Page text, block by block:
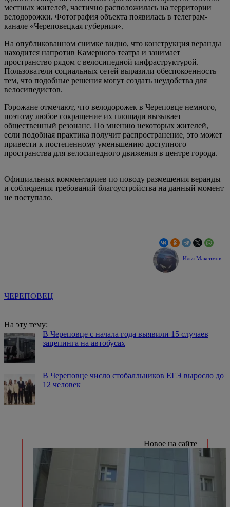
местных жителей, частично расположилась на территории
велодорожки. Фотография объекта появилась в телеграм-
канале «Череповецкая губерния».
На опубликованном снимке видно, что конструкция веранды
находится напротив Камерного театра и занимает
пространство рядом с велосипедной инфраструктурой.
Пользователи социальных сетей выразили обеспокоенность
тем, что подобные решения могут создать неудобства для
велосипедистов.
Горожане отмечают, что велодорожек в Череповце немного,
поэтому любое сокращение их площади вызывает
общественный резонанс. По мнению некоторых жителей,
если подобная практика получит распространение, это может
привести к постепенному уменьшению доступного
пространства для велосипедного движения в центре города.
Официальных комментариев по поводу размещения веранды
и соблюдения требований благоустройства на данный момент
не поступало.
Илья Максимов
ЧЕРЕПОВЕЦ
На эту тему:
В Череповце с начала года выявили 15 случаев
зацепинга на автобусах
В Череповце число стобалльников ЕГЭ выросло до
12 человек
Новое на сайте